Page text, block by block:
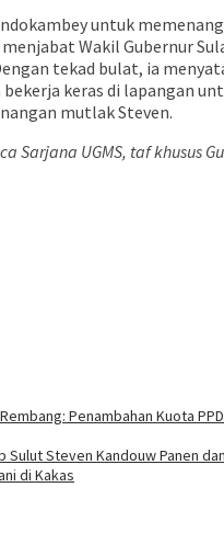
untuk
Wakil Gubernur
tekad bulat, ia
bekerja keras di lapangan
mutlak Steven.
Sarjana UGMS, taf khusus
Penambahan Kuota
Sulut Steven Kandouw Panen
di Kakas